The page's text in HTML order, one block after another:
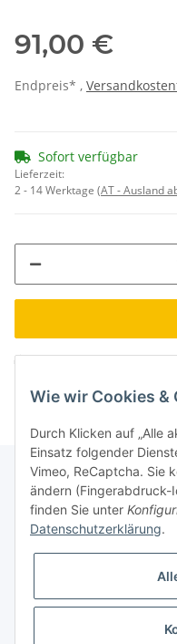
91,00 €
Endpreis* ,
Sofort verfügbar
Lieferzeit:
2 - 14 Werktage (AT - Ausland
Loading...
Informationen
Galerie
Wie wir Cookies &
Durch Klicken auf „Alle
Einsatz folgender
Vimeo, ReCaptcha. Sie
ändern (Fingerabdruck-
finden Sie unter
Datenschutzerklärung.